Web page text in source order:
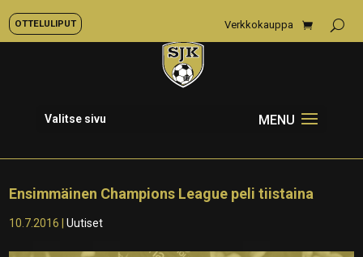
OTTELULIPUT Verkkokauppa
Valitse sivu
Ensimmäinen Champions League peli tiistaina
10.7.2016 |Uutiset